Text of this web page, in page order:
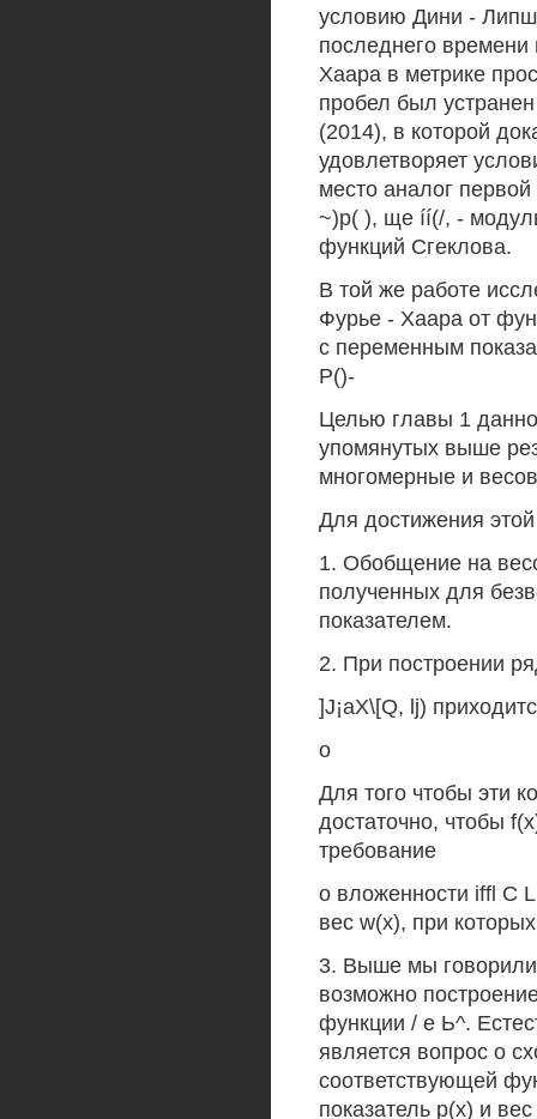
условию Дини -
последнего времени
Хаара в метрике
пробел был
(2014), в которой
удовлетворяет
место аналог
~)р( ), ще íí(/, -
функций Сгеклова.
В той же работе
Фурье - Хаара от
с переменным
Р()-
Целью главы 1
упомянутых выше
многомерные и
Для достижения
1. Обобщение на
полученных для
показателем.
2. При построении
]J¡aX\[Q, lj)
о
Для того чтобы эти
достаточно, чтобы
требование
о вложенности iffl С
вес w(x), при
3. Выше мы говорили
возможно
функции / е Ь^.
является вопрос о
соответствующей
показатель р(х) и